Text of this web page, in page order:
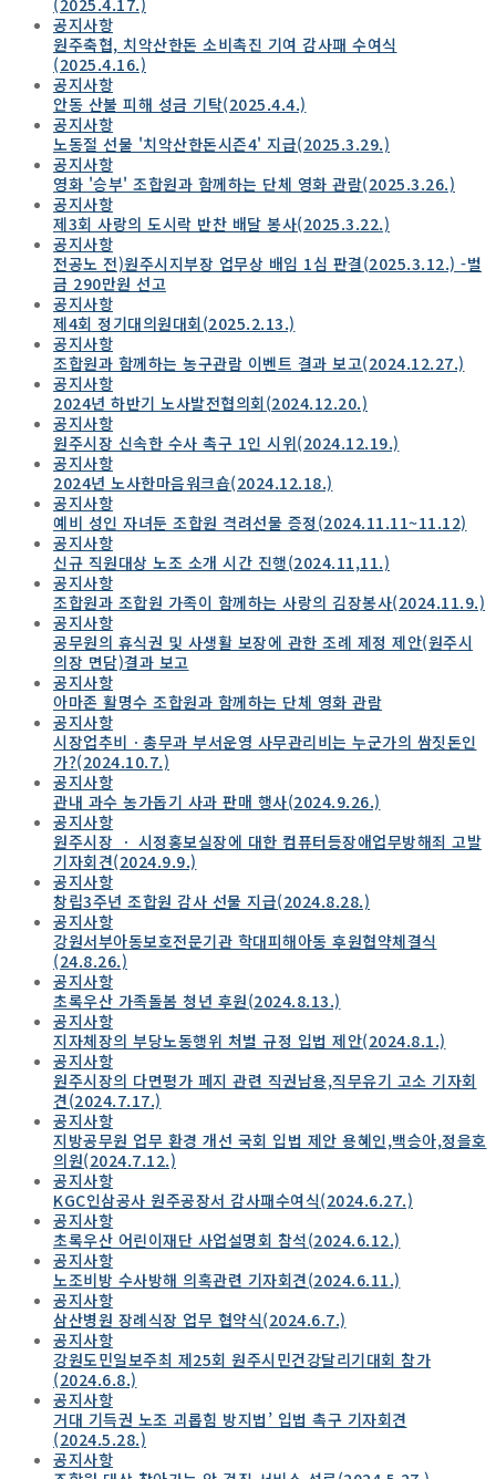
공지사항
원주축협, 치악산한돈 소비촉진 기여 감사패 수여식
(2025.4.16.)
공지사항
안동 산불 피해 성금 기탁(2025.4.4.)
공지사항
노동절 선물 '치악산한돈시즌4' 지급(2025.3.29.)
공지사항
영화 '승부' 조합원과 함께하는 단체 영화 관람(2025.3.26.)
공지사항
제3회 사랑의 도시락 반찬 배달 봉사(2025.3.22.)
공지사항
전공노 전)원주시지부장 업무상 배임 1심 판결(2025.3.12.) -벌
금 290만원 선고
공지사항
제4회 정기대의원대회(2025.2.13.)
공지사항
조합원과 함께하는 농구관람 이벤트 결과 보고(2024.12.27.)
공지사항
2024년 하반기 노사발전협의회(2024.12.20.)
공지사항
원주시장 신속한 수사 촉구 1인 시위(2024.12.19.)
공지사항
2024년 노사한마음워크숍(2024.12.18.)
공지사항
예비 성인 자녀둔 조합원 격려선물 증정(2024.11.11~11.12)
공지사항
신규 직원대상 노조 소개 시간 진행(2024.11,11.)
공지사항
조합원과 조합원 가족이 함께하는 사랑의 김장봉사(2024.11.9.)
공지사항
공무원의 휴식권 및 사생활 보장에 관한 조례 제정 제안(원주시
의장 면담)결과 보고
공지사항
아마존 활명수 조합원과 함께하는 단체 영화 관람
공지사항
시장업추비ㆍ총무과 부서운영 사무관리비는 누군가의 쌈짓돈인
가?(2024.10.7.)
공지사항
관내 과수 농가돕기 사과 판매 행사(2024.9.26.)
공지사항
원주시장 ㆍ 시정홍보실장에 대한 컴퓨터등장애업무방해죄 고발
기자회견(2024.9.9.)
공지사항
창립3주년 조합원 감사 선물 지급(2024.8.28.)
공지사항
강원서부아동보호전문기관 학대피해아동 후원협약체결식
(24.8.26.)
공지사항
초록우산 가족돌봄 청년 후원(2024.8.13.)
공지사항
지자체장의 부당노동행위 처벌 규정 입법 제안(2024.8.1.)
공지사항
원주시장의 다면평가 페지 관련 직권남용,직무유기 고소 기자회
견(2024.7.17.)
공지사항
지방공무원 업무 환경 개선 국회 입법 제안 용혜인,백승아,정을호
의원(2024.7.12.)
공지사항
KGC인삼공사 원주공장서 감사패수여식(2024.6.27.)
공지사항
초록우산 어린이재단 사업설명회 참석(2024.6.12.)
공지사항
노조비방 수사방해 의혹관련 기자회견(2024.6.11.)
공지사항
삼산병원 장례식장 업무 협약식(2024.6.7.)
공지사항
강원도민일보주최 제25회 원주시민건강달리기대회 참가
(2024.6.8.)
공지사항
거대 기득권 노조 괴롭힘 방지법’ 입법 촉구 기자회견
(2024.5.28.)
공지사항